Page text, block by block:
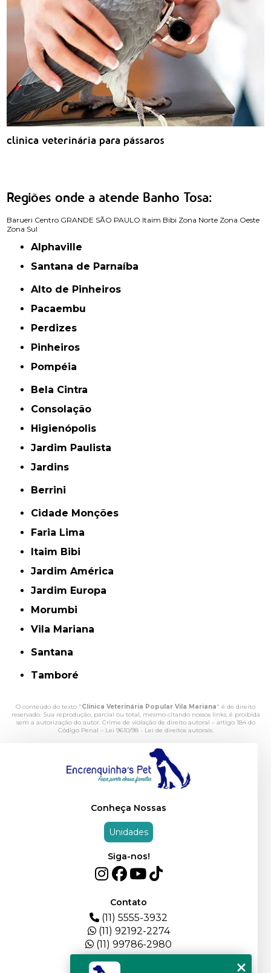
clinica veterinária para pássaros
Regiões onde a atende Banho Tosa:
Barueri Centro GRANDE SÃO PAULO Itaim Bibi Zona Norte Zona Oeste
Zona Sul
Alphaville
Santana de Parnaíba
Alto de Pinheiros
Pacaembu
Perdizes
Pinheiros
Pompéia
Bela Cintra
Consolação
Higienópolis
Jardim Paulista
Jardins
Berrini
Cidade Monções
Faria Lima
Itaim Bibi
Jardim América
Jardim Europa
Morumbi
Vila Mariana
Santana
Tamboré
O conteúdo do texto "Clinica Veterinária Popular Vila Mariana" é de direito
reservado. Sua reprodução, parcial ou total, mesmo citando nossos links, é proibida
sem a autorização do autor. Crime de violação de direito autoral – artigo 184 do
Código Penal – Lei 9610/98 - Lei de direitos autorais.
Conheça Nossas
Unidades
Siga-nos!
Contato
(11) 5555-3932
(11) 92192-2274
(11) 99786-2980